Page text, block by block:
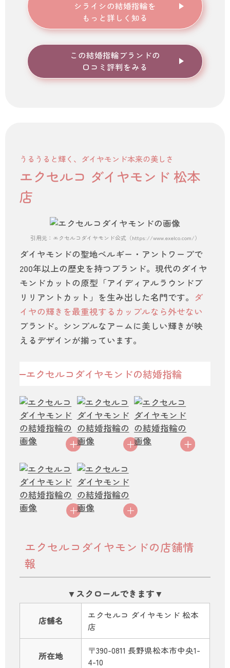
シライシの結婚指輪を
もっと詳しく知る
この結婚指輪ブランドの
口コミ評判をみる
うるうると輝く、ダイヤモンド本来の美しさ
エクセルコ ダイヤモンド 松本
店
引用元：エクセルコダイヤモンド公式（https://www.exelco.com/）
ダイヤモンドの聖地ベルギー・アントワープで
200年以上の歴史を持つブランド。現代のダイヤ
モンドカットの原型「アイディアルラウンドブ
リリアントカット」を生み出した名門です。 ダ
イヤの輝きを最重視するカップルなら外せない
ブランド。シンプルなアームに美しい輝きが映
えるデザインが揃っています。
エクセルコダイヤモンドの結婚指輪
エクセルコダイヤモンドの店舗情
報
店舗名
エクセルコ ダイヤモンド 松本
店
所在地
〒390-0811 長野県松本市中央1-
4-10